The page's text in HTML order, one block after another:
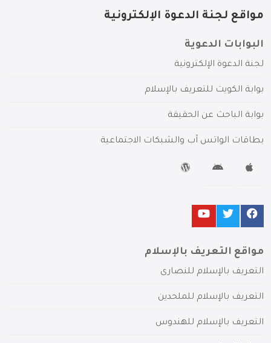
مواقع لجنة الدعوة الإلكترونية
البوابات الدعوية
لجنة الدعوة الإلكترونية
بوابة الكويت للتعريف بالإسلام
بوابة الباحث عن الحقيقة
بطاقات الواتس آب والشبكات الاجتماعية
مواقع التعريف بالإسلام
التعريف بالإسلام للنصارى
التعريف بالإسلام للملحدين
التعريف بالإسلام للهندوس